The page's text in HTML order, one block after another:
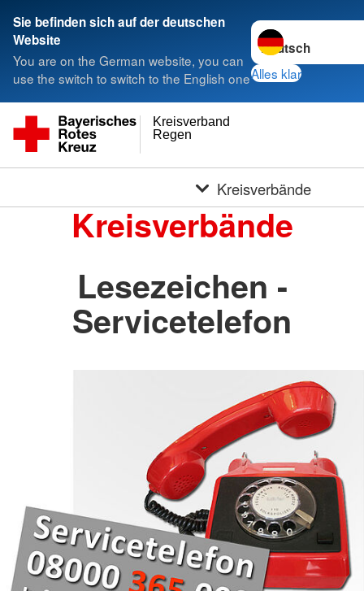
Sie befinden sich auf der deutschen
Website
You are on the German website, you can
use the switch to switch to the English one
Sprache wechseln
Alles klar
Regen
Kreisverband
Kreisverbände
Kreisverbände
Lesezeichen -
Servicetelefon